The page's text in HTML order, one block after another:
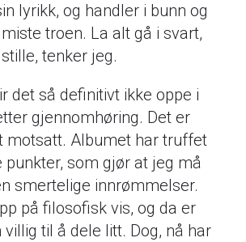
lyrikk, og handler i bunn og
troen. La alt gå i svart,
tenker jeg.
det så definitivt ikke oppe i
gjennomhøring. Det er
motsatt. Albumet har truffet
punkter, som gjør at jeg må
smertelige innrømmelser.
på filosofisk vis, og da er
til å dele litt. Dog, nå har